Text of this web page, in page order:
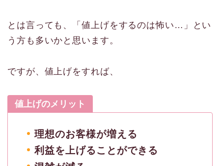
とは言っても、「値上げをするのは怖い…」とい
う方も多いかと思います。
ですが、値上げをすれば、
値上げのメリット
理想のお客様が増える
利益を上げることができる